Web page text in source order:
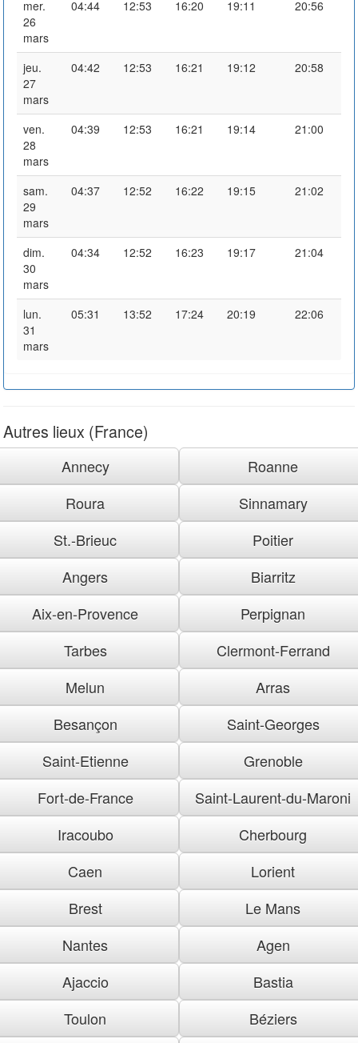
mer.
26
mars
04:44 12:53 16:20 19:11 20:56
jeu.
27
mars
04:42 12:53 16:21 19:12 20:58
ven.
28
mars
04:39 12:53 16:21 19:14 21:00
sam.
29
mars
04:37 12:52 16:22 19:15 21:02
dim.
30
mars
04:34 12:52 16:23 19:17 21:04
lun.
31
mars
05:31 13:52 17:24 20:19 22:06
Autres lieux (France)
Annecy
Roanne
Roura
Sinnamary
St.-Brieuc
Poitier
Angers
Biarritz
Aix-en-Provence
Perpignan
Tarbes
Clermont-Ferrand
Melun
Arras
Besançon
Saint-Georges
Saint-Etienne
Grenoble
Fort-de-France
Saint-Laurent-du-Maroni
Iracoubo
Cherbourg
Caen
Lorient
Brest
Le Mans
Nantes
Agen
Ajaccio
Bastia
Toulon
Béziers